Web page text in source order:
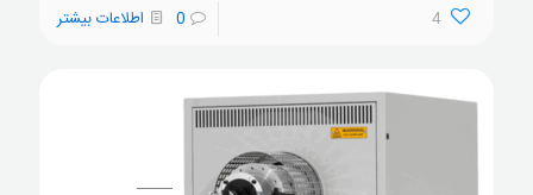
4
0 اطلاعات بیشتر